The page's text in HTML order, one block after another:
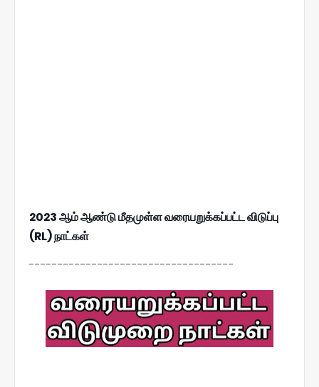
2023 ஆம் ஆண்டு மீதமுள்ள வரையறுக்கப்பட்ட விடுப்பு
(RL) நாட்கள்
------------------------------------